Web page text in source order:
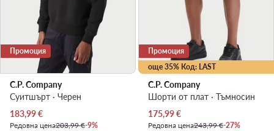
Промоция
C.P. Company
Суитшърт · Черен
Актуална цена
183,99€
Редовна цена203,99 €-9%
още 35% Код: LAST
Промоция
C.P. Company
Шорти от плат · Тъмносин
Актуална цена
175,99€
Редовна цена243,99 €-27%